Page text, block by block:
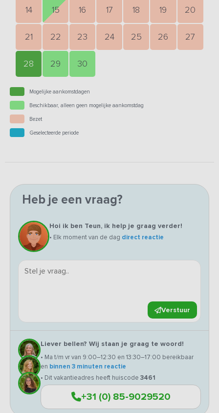
14 15 16 17 18 19 20
21 22 23 24 25 26 27
28 29 30
Mogelijke aankomstdagen
Beschikbaar, alleen geen mogelijke aankomstdag
Bezet
Geselecteerde periode
Heb je een vraag?
Hoi ik ben Teun, ik help je graag verder!
• Elk moment van de dag direct reactie
Verstuur
Liever bellen? Wij staan je graag te woord!
• Ma t/m vr van 9:00–12:30 en 13:30–17:00 bereikbaar
en binnen 3 minuten reactie
• Dit vakantieadres heeft huiscode 3461
+31 (0) 85-9029520